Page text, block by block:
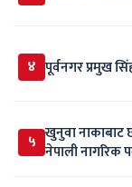
४ पूर्वनगर प्रमुख
५ खुनुवा नाकाबाट
नेपाली नागरिक